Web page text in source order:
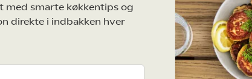
smarte køkkentips og
direkte i indbakken hver